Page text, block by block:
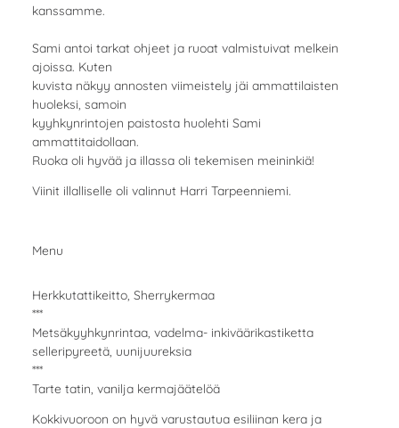
kanssamme.
Sami antoi tarkat ohjeet ja ruoat valmistuivat melkein
ajoissa. Kuten
kuvista näkyy annosten viimeistely jäi ammattilaisten
huoleksi, samoin
kyyhkynrintojen paistosta huolehti Sami
ammattitaidollaan.
Ruoka oli hyvää ja illassa oli tekemisen meininkiä!
Viinit illalliselle oli valinnut Harri Tarpeenniemi.
Menu
Herkkutattikeitto, Sherrykermaa
***
Metsäkyyhkynrintaa, vadelma- inkiväärikastiketta
selleripyreetä, uunijuureksia
***
Tarte tatin, vanilja kermajäätelöä
Kokkivuoroon on hyvä varustautua esiliinan kera ja